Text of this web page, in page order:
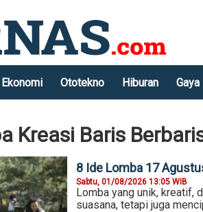
Ekonomi Ototekno Hiburan
Kreasi Baris
8 Ide Lomba 17
Sabtu, 01/08/2026 13:05 WIB
Lomba yang unik, kreatif,
suasana, tetapi juga